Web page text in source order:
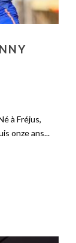
à Fréjus,
onze ans...